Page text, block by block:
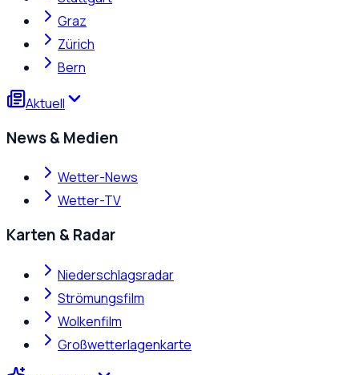
Graz
Zürich
Bern
Aktuell
News & Medien
Wetter-News
Wetter-TV
Karten & Radar
Niederschlagsradar
Strömungsfilm
Wolkenfilm
Großwetterlagenkarte